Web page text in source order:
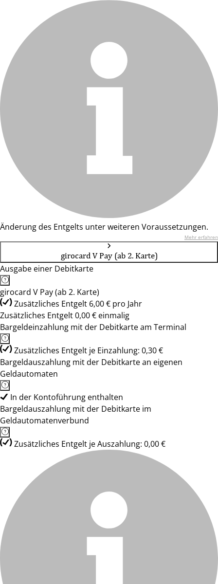
Änderung des Entgelts unter weiteren Voraussetzungen.
Mehr erfahren
girocard V Pay (ab 2. Karte)
Ausgabe einer Debitkarte
girocard V Pay (ab 2. Karte)
Zusätzliches Entgelt 6,00 € pro Jahr
Zusätzliches Entgelt 0,00 € einmalig
Bargeldeinzahlung mit der Debitkarte am Terminal
Zusätzliches Entgelt je Einzahlung: 0,30 €
Bargeldauszahlung mit der Debitkarte an eigenen
Geldautomaten
In der Kontoführung enthalten
Bargeldauszahlung mit der Debitkarte im
Geldautomatenverbund
Zusätzliches Entgelt je Auszahlung: 0,00 €